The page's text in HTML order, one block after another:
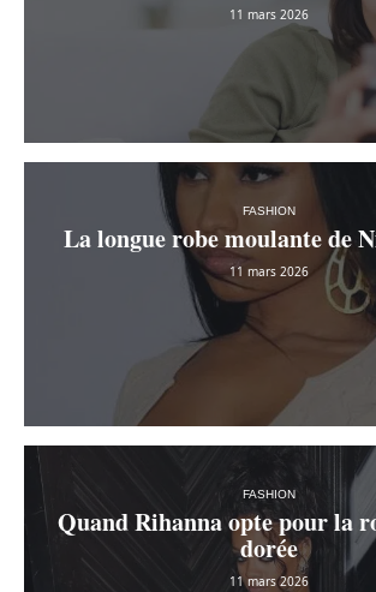
11 mars 2026
FASHION
La longue robe moulante de
11 mars 2026
FASHION
Quand Rihanna opte pour la
dorée
11 mars 2026